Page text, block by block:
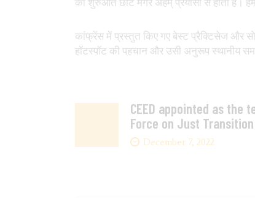
की शुरुआत छोटे मगर अहम् प्रयासों से होती है।
कांफ्रेंस में प्रस्तुत किए गए बेस्ट प्रैक्टिसेज और
हॉटस्पॉट की पहचान और उसी अनुरूप स्थानीय
CEED appointed as the
Force on Just Transition
December 7, 2022